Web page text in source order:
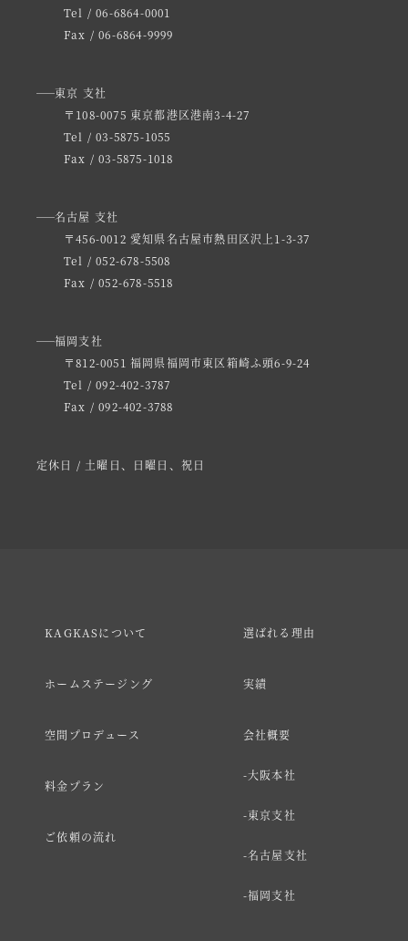
Tel / 06-6864-0001
Fax / 06-6864-9999
東京 支社
〒108-0075 東京都港区港南3-4-27
Tel / 03-5875-1055
Fax / 03-5875-1018
名古屋 支社
〒456-0012 愛知県名古屋市熱田区沢上1-3-37
Tel / 052-678-5508
Fax / 052-678-5518
福岡支社
〒812-0051 福岡県福岡市東区箱崎ふ頭6-9-24
Tel / 092-402-3787
Fax / 092-402-3788
定休日 / 土曜日、日曜日、祝日
KAGKASについて
ホームステージング
空間プロデュース
料金プラン
ご依頼の流れ
選ばれる理由
実績
会社概要
大阪本社
東京支社
名古屋支社
福岡支社